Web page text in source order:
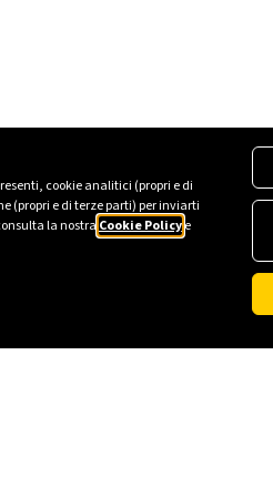
cookie analitici (propri e di
(propri e di terze parti) per inviarti
la nostra Cookie Policye